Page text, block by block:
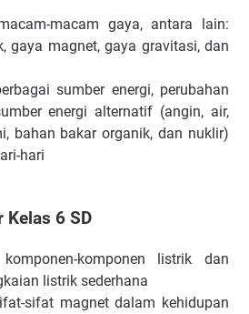
macam gaya, antara lain:
gaya magnet, gaya gravitasi, dan
sumber energi, perubahan
energi alternatif (angin, air,
bahan bakar organik, dan nuklir)
hari
Kelas 6 SD
komponen listrik dan
listrik sederhana
sifat magnet dalam kehidupan